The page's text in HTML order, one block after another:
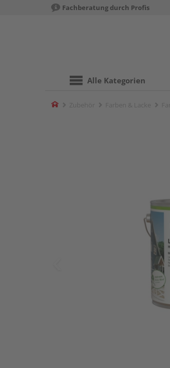
Fachberatung durch Profis
Alle Kategorien
Home